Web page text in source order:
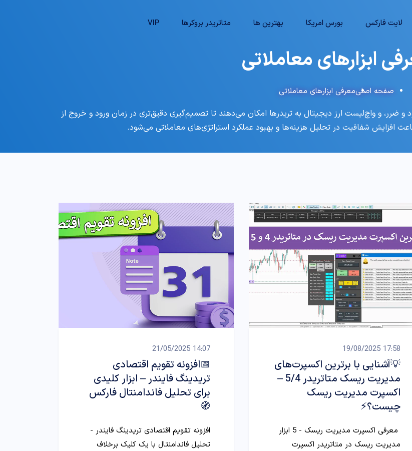
لایت فارکس بورس امریکا بهترین ها متاتریدر بروکرها VIP
ابزارهای معاملاتی
صفحه اصلیمعرفی ابزارهای معاملاتی
و ضرر، و واچ‌لیست ارز دیجیتال به تریدرها امکان می‌دهند تا تصمیم‌گیری دقیق‌تری در زمان ورود و خروج از
باعث افزایش شفافیت در تحلیل هزینه‌ها و بهبود عملکرد استراتژی‌های معاملاتی می‌شود.
17:58 19/08/2025
💡آشنایی با برترین اکسپرت‌های
مدیریت ریسک متاتریدر 5/4 –
اکسپرت‌ مدیریت ریسک
چیست؟⚡
معرفی اکسپرت‌ مدیریت ریسک - 5 ابزار
مدیریت ریسک در متاتریدر اکسپرت
14:07 21/05/2025
📅افزونه تقویم اقتصادی
تریدینگ فایندر – ابزار کلیدی
برای تحلیل فاندامنتال فارکس
🧭
افزونه تقویم اقتصادی تریدینگ فایندر -
تحلیل فاندامنتال با یک کلیک برخلاف